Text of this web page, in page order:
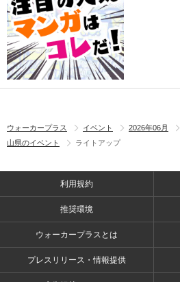
ウォーカープラス イベント 2026年06月
山県のイベント
ライトアップ
利用規約
推奨環境
ウォーカープラスとは
プレスリリース・情報提供